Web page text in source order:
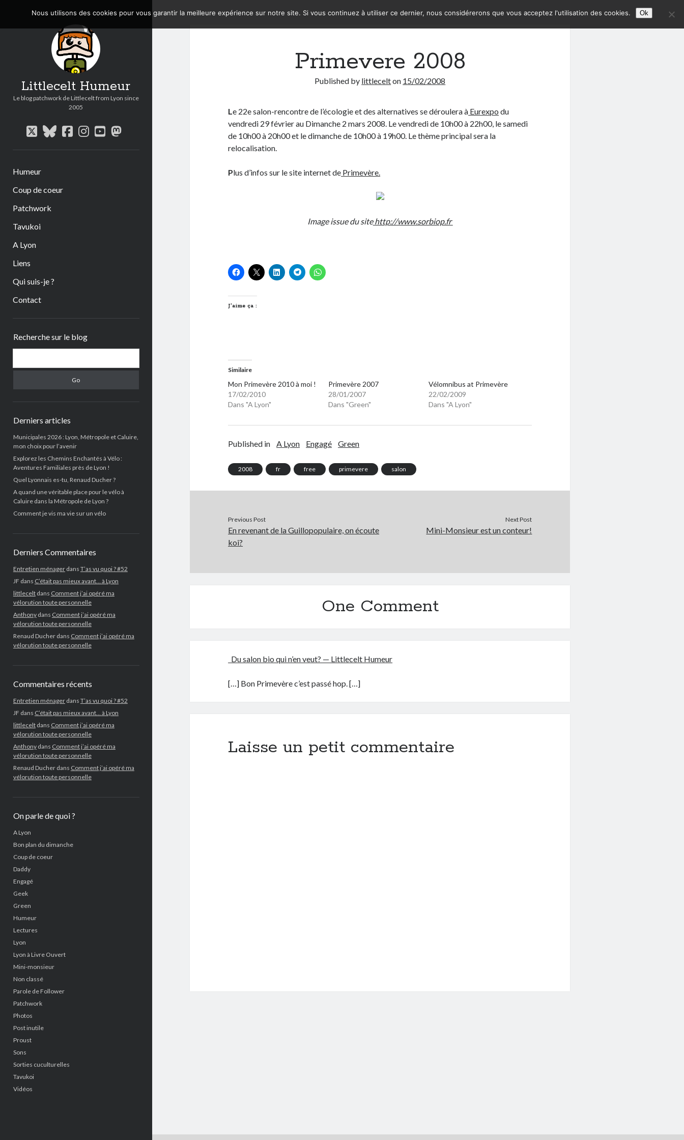
Littlecelt Humeur
Le blog patchwork de Littlecelt from Lyon since
2005
twitterbluesky
facebook
instagram
youtube
mastodon
Humeur
Coup de coeur
Patchwork
Tavukoi
A Lyon
Liens
Qui suis-je ?
Contact
Recherche sur le blog
Derniers articles
Municipales 2026 : Lyon, Métropole et Caluire,
mon choix pour l’avenir
Explorez les Chemins Enchantés à Vélo :
Aventures Familiales près de Lyon !
Quel Lyonnais es-tu, Renaud Ducher ?
A quand une véritable place pour le vélo à
Caluire dans la Métropole de Lyon ?
Comment je vis ma vie sur un vélo
Derniers Commentaires
Entretien ménagerdans T’as vu quoi ? #52
JF dans C’était pas mieux avant… à Lyon
littleceltdans Comment j’ai opéré ma
vélorution toute personnelle
Anthonydans Comment j’ai opéré ma
vélorution toute personnelle
Renaud Ducherdans Comment j’ai opéré ma
vélorution toute personnelle
Commentaires récents
Entretien ménagerdans T’as vu quoi ? #52
JF dans C’était pas mieux avant… à Lyon
littleceltdans Comment j’ai opéré ma
vélorution toute personnelle
Anthonydans Comment j’ai opéré ma
vélorution toute personnelle
Renaud Ducherdans Comment j’ai opéré ma
vélorution toute personnelle
On parle de quoi ?
A Lyon
Bon plan du dimanche
Coup de coeur
Daddy
Engagé
Geek
Green
Humeur
Lectures
Lyon
Lyon à Livre Ouvert
Mini-monsieur
Non classé
Parole de Follower
Patchwork
Photos
Post inutile
Proust
Sons
Sorties cuculturelles
Tavukoi
Vidéos
Primevere 2008
Published by littlecelton 15/02/2008
Le 22e salon-rencontre de l’écologie et des alternatives se déroulera à Eurexpo du
vendredi 29 février au Dimanche 2 mars 2008. Le vendredi de 10h00 à 22h00, le samedi
de 10h00 à 20h00 et le dimanche de 10h00 à 19h00. Le thème principal sera la
relocalisation.
Plus d’infos sur le site internet de Primevère.
Image issue du sitehttp://www.sorbiop.fr
J’aime ça :
Similaire
Mon Primevère 2010 à moi !
17/02/2010
Dans "A Lyon"
Primevère 2007
28/01/2007
Dans "Green"
Vélomnibus at Primevère
22/02/2009
Dans "A Lyon"
Published in A Lyon Engagé Green
2008 fr free primevere salon
Previous Post
En revenant de la Guillopopulaire, on écoute
koi?
Next Post
Mini-Monsieur est un conteur!
One Comment
Du salon bio qui n’en veut? — Littlecelt Humeur
[…] Bon Primevère c’est passé hop. […]
Laisse un petit commentaire
Nous utilisons des cookies pour vous garantir la meilleure expérience sur notre site. Si vous continuez à utiliser ce dernier, nous considérerons que vous acceptez l'utilisation des cookies. Ok